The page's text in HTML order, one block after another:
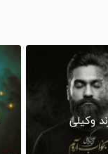
وکیلی